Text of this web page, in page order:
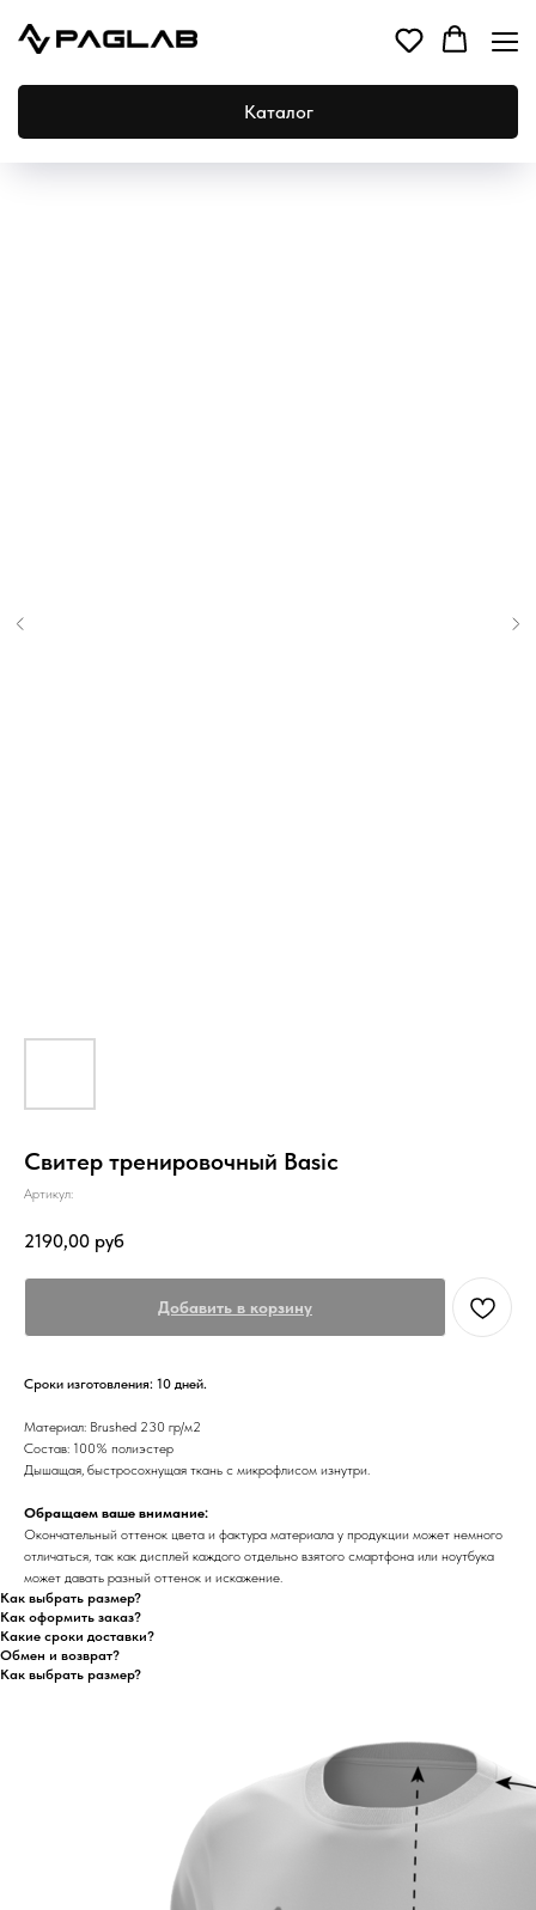
Каталог
Свитер тренировочный Basic
Артикул:
2190,00 руб
Добавить в корзину
Сроки изготовления: 10 дней.
Материал: Brushed 230 гр/м2
Состав: 100% полиэстер
Дышащая, быстросохнущая ткань с микрофлисом изнутри.
Обращаем ваше внимание:
Окончательный оттенок цвета и фактура материала у продукции может немного
отличаться, так как дисплей каждого отдельно взятого смартфона или ноутбука
может давать разный оттенок и искажение.
Как выбрать размер?
Как оформить заказ?
Какие сроки доставки?
Обмен и возврат?
Как выбрать размер?